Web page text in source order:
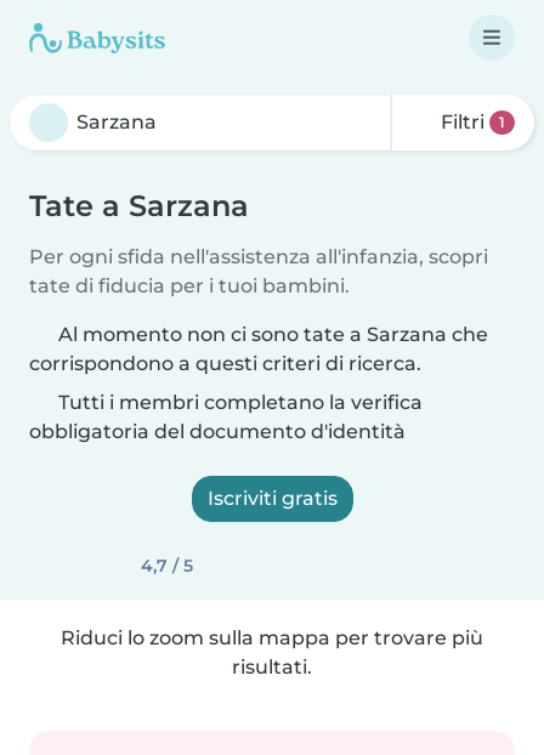
Filtri 1
Tate a Sarzana
Per ogni sfida nell'assistenza all'infanzia, scopri
tate di fiducia per i tuoi bambini.
Al momento non ci sono tate a Sarzana che
corrispondono a questi criteri di ricerca.
Tutti i membri completano la verifica
obbligatoria del documento d'identità
Iscriviti gratis
4,7 / 5
Riduci lo zoom sulla mappa per trovare più
risultati.